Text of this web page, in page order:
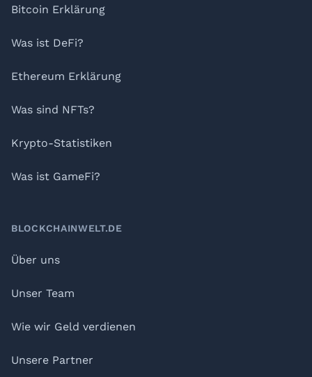
Bitcoin Erklärung
Was ist DeFi?
Ethereum Erklärung
Was sind NFTs?
Krypto-Statistiken
Was ist GameFi?
BLOCKCHAINWELT.DE
Über uns
Unser Team
Wie wir Geld verdienen
Unsere Partner